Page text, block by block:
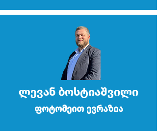
ლევან ბოსტიაშვილი
ფოტომეით ევრაზია